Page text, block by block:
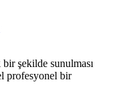
şekilde sunulması
profesyonel bir